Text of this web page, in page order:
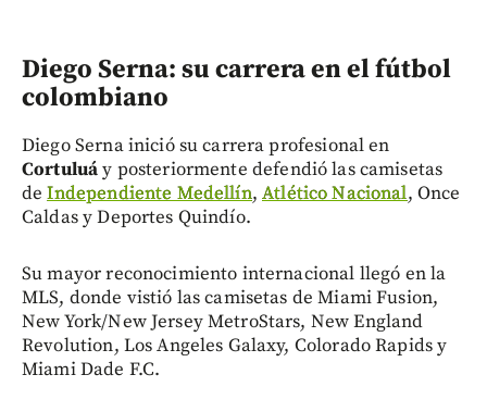
Diego Serna: su carrera en el fútbol
colombiano
Diego Serna inició su carrera profesional en
Cortuluáy posteriormente defendió las camisetas
deIndependiente Medellín,Atlético Nacional, Once
Caldas y Deportes Quindío.
Su mayor reconocimiento internacional llegó en la
MLS, donde vistió las camisetas de Miami Fusion,
New York/New Jersey MetroStars, New England
Revolution, Los Angeles Galaxy, Colorado Rapids y
Miami Dade F.C.